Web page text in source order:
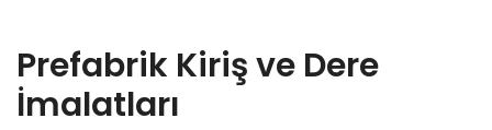
Prefabrik Kiriş ve Dere
İmalatları